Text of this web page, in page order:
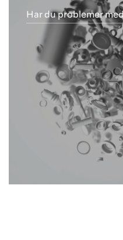
Har du problemer